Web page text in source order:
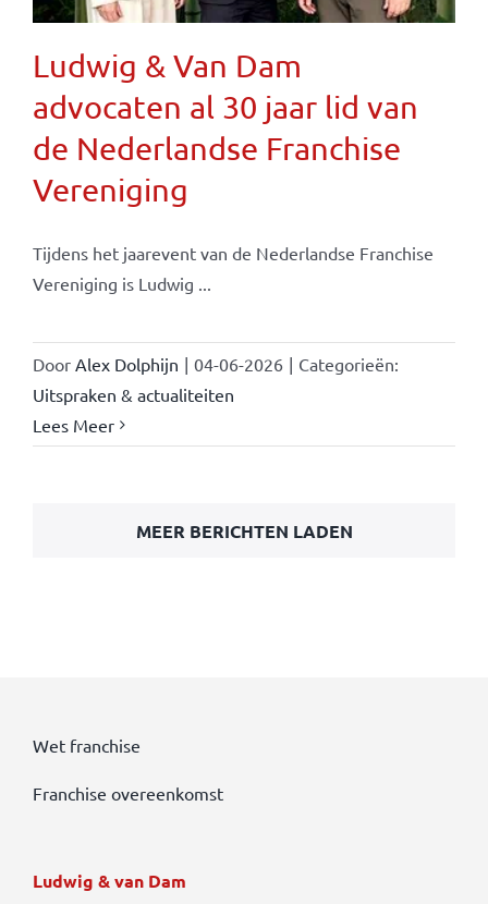
Ludwig & Van Dam
advocaten al 30 jaar lid van
de Nederlandse Franchise
Vereniging
Tijdens het jaarevent van de Nederlandse Franchise
Vereniging is Ludwig ...
Door Alex Dolphijn | 04-06-2026 | Categorieën:
Uitspraken & actualiteiten
Lees Meer
MEER BERICHTEN LADEN
Wet franchise
Franchise overeenkomst
Ludwig & van Dam